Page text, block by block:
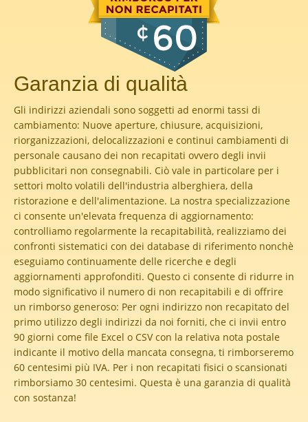
Garanzia di qualità
Gli indirizzi aziendali sono soggetti ad enormi tassi di
cambiamento: Nuove aperture, chiusure, acquisizioni,
riorganizzazioni, delocalizzazioni e continui cambiamenti di
personale causano dei non recapitati ovvero degli invii
pubblicitari non consegnabili. Ciò vale in particolare per i
settori molto volatili dell'industria alberghiera, della
ristorazione e dell'alimentazione. La nostra specializzazione
ci consente un'elevata frequenza di aggiornamento:
controlliamo regolarmente la recapitabilità, realizziamo dei
confronti sistematici con dei database di riferimento nonchè
eseguiamo continuamente delle ricerche e degli
aggiornamenti approfonditi. Questo ci consente di ridurre in
modo significativo il numero di non recapitabili e di offrire
un rimborso generoso: Per ogni indirizzo non recapitato del
primo utilizzo degli indirizzi da noi forniti, che ci invii entro
90 giorni come file Excel o CSV con la relativa nota postale
indicante il motivo della mancata consegna, ti rimborseremo
60 centesimi più IVA. Per i non recapitati fisici o scansionati
rimborsiamo 30 centesimi. Questa è una garanzia di qualità
con sostanza!